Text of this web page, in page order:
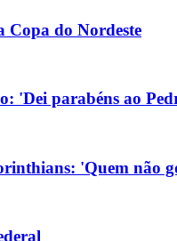
Copa do Nordeste
'Dei parabéns ao
'Quem não